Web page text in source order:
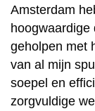
Amsterdam
hoogwaardige
geholpen met
van al mijn
soepel en
zorgvuldige